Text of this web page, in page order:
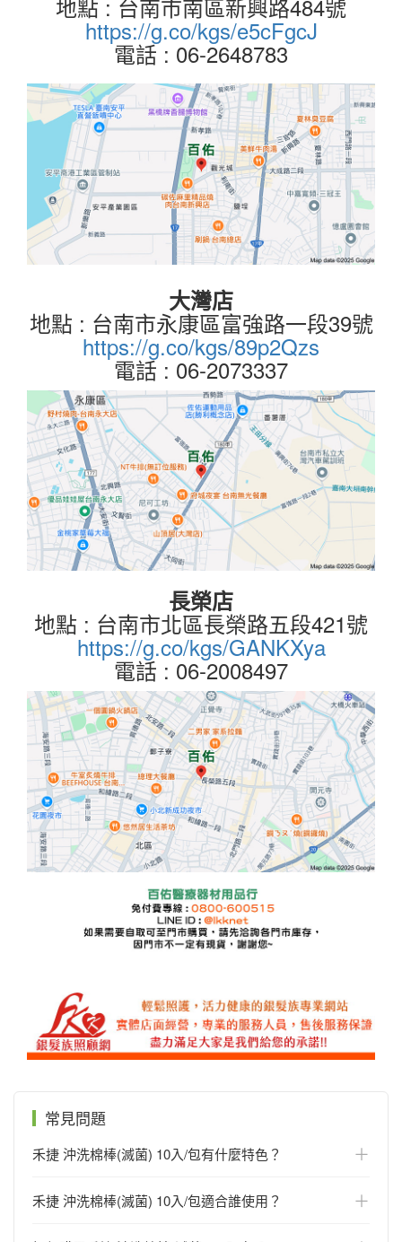
地點 : 台南市南區新興路484號
https://g.co/kgs/e5cFgcJ
電話 : 06-2648783
大灣店
地點 : 台南市永康區富強路一段39號
https://g.co/kgs/89p2Qzs
電話 : 06-2073337
長榮店
地點 : 台南市北區長榮路五段421號
https://g.co/kgs/GANKXya
電話 : 06-2008497
常見問題
禾捷 沖洗棉棒(滅菌) 10入/包有什麼特色？ ＋
禾捷 沖洗棉棒(滅菌) 10入/包適合誰使用？ ＋